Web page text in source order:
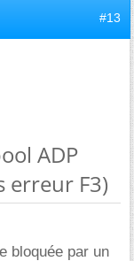
#13
ADP
erreur F3)
bloquée par un